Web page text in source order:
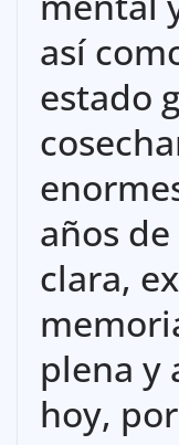
así
estado
años
clara,
plena y
hoy,